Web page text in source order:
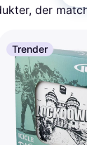
der
Trender